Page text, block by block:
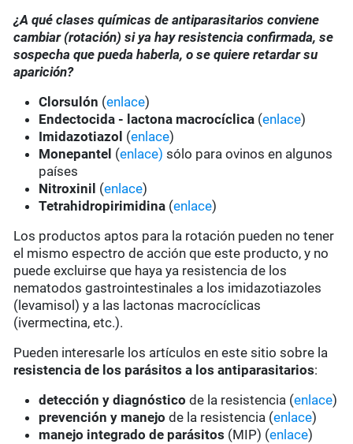
¿A qué clases químicas de antiparasitarios conviene
cambiar (rotación) si ya hay resistencia confirmada, se
sospecha que pueda haberla, o se quiere retardar su
aparición?
Clorsulón (enlace)
Endectocida - lactona macrocíclica (enlace)
Imidazotiazol (enlace)
Monepantel (enlace) sólo para ovinos en algunos
países
Nitroxinil (enlace)
Tetrahidropirimidina (enlace)
Los productos aptos para la rotación pueden no tener
el mismo espectro de acción que este producto, y no
puede excluirse que haya ya resistencia de los
nematodos gastrointestinales a los imidazotiazoles
(levamisol) y a las lactonas macrocíclicas
(ivermectina, etc.).
Pueden interesarle los artículos en este sitio sobre la
resistencia de los parásitos a los antiparasitarios:
detección y diagnóstico de la resistencia (enlace)
prevención y manejo de la resistencia (enlace)
manejo integrado de parásitos (MIP) (enlace)